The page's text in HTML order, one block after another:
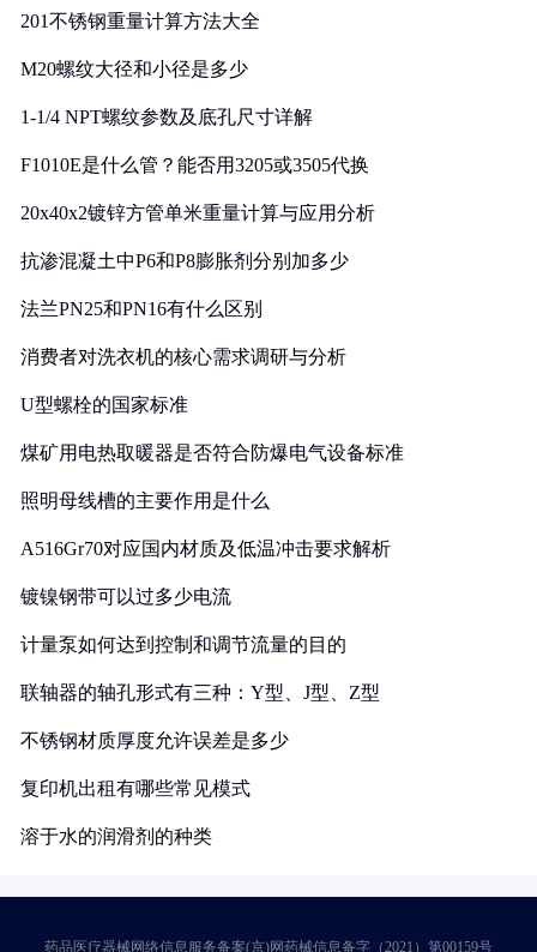
201不锈钢重量计算方法大全
M20螺纹大径和小径是多少
1-1/4 NPT螺纹参数及底孔尺寸详解
F1010E是什么管？能否用3205或3505代换
20x40x2镀锌方管单米重量计算与应用分析
抗渗混凝土中P6和P8膨胀剂分别加多少
法兰PN25和PN16有什么区别
消费者对洗衣机的核心需求调研与分析
U型螺栓的国家标准
煤矿用电热取暖器是否符合防爆电气设备标准
照明母线槽的主要作用是什么
A516Gr70对应国内材质及低温冲击要求解析
镀镍钢带可以过多少电流
计量泵如何达到控制和调节流量的目的
联轴器的轴孔形式有三种：Y型、J型、Z型
不锈钢材质厚度允许误差是多少
复印机出租有哪些常见模式
溶于水的润滑剂的种类
药品医疗器械网络信息服务备案(京)网药械信息备字（2021）第00159号